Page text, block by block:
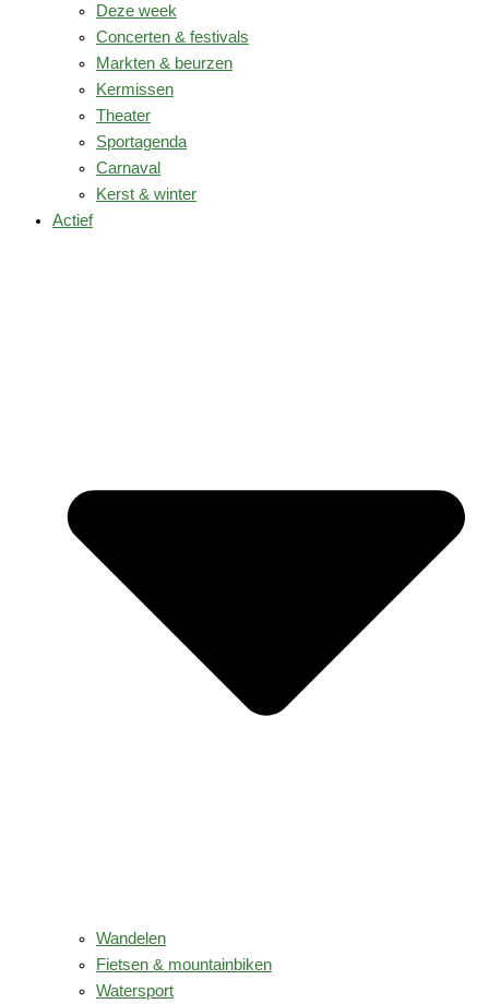
Deze week
Concerten & festivals
Markten & beurzen
Kermissen
Theater
Sportagenda
Carnaval
Kerst & winter
Actief
Wandelen
Fietsen & mountainbiken
Watersport